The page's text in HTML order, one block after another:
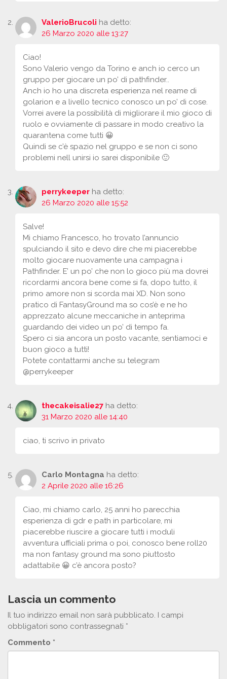
ValerioBrucoli ha detto:
26 Marzo 2020 alle 13:27
Ciao!
Sono Valerio vengo da Torino e anch io cerco un
gruppo per giocare un po’ di pathfinder..
Anch io ho una discreta esperienza nel reame di
golarion e a livello tecnico conosco un po’ di cose.
Vorrei avere la possibilità di migliorare il mio gioco di
ruolo e ovviamente di passare in modo creativo la
quarantena come tutti 😀
Quindi se c’è spazio nel gruppo e se non ci sono
problemi nell unirsi io sarei disponibile 🙂
perrykeeper ha detto:
26 Marzo 2020 alle 15:52
Salve!
Mi chiamo Francesco, ho trovato l’annuncio
spulciando il sito e devo dire che mi piacerebbe
molto giocare nuovamente una campagna i
Pathfinder. E’ un po’ che non lo gioco più ma dovrei
ricordarmi ancora bene come si fa, dopo tutto, il
primo amore non si scorda mai XD. Non sono
pratico di FantasyGround ma so cos’è e ne ho
apprezzato alcune meccaniche in anteprima
guardando dei video un po’ di tempo fa.
Spero ci sia ancora un posto vacante, sentiamoci e
buon gioco a tutti!
Potete contattarmi anche su telegram
@perrykeeper
thecakeisalie27 ha detto:
31 Marzo 2020 alle 14:40
ciao, ti scrivo in privato
Carlo Montagna ha detto:
2 Aprile 2020 alle 16:26
Ciao, mi chiamo carlo, 25 anni ho parecchia
esperienza di gdr e path in particolare, mi
piacerebbe riuscire a giocare tutti i moduli
avventura ufficiali prima o poi, conosco bene roll20
ma non fantasy ground ma sono piuttosto
adattabile 😀 c’è ancora posto?
Lascia un commento
Il tuo indirizzo email non sarà pubblicato. I campi
obbligatori sono contrassegnati *
Commento *